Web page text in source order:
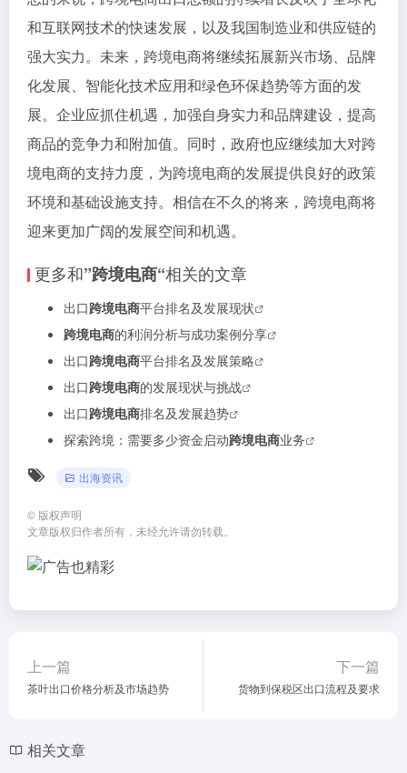
和互联网技术的快速发展，以及我国制造业和供应链的
强大实力。未来，跨境电商将继续拓展新兴市场、品牌
化发展、智能化技术应用和绿色环保趋势等方面的发
展。企业应抓住机遇，加强自身实力和品牌建设，提高
商品的竞争力和附加值。同时，政府也应继续加大对跨
境电商的支持力度，为跨境电商的发展提供良好的政策
环境和基础设施支持。相信在不久的将来，跨境电商将
迎来更加广阔的发展空间和机遇。
更多和”跨境电商“相关的文章
出口跨境电商平台排名及发展现状
跨境电商的利润分析与成功案例分享
出口跨境电商平台排名及发展策略
出口跨境电商的发展现状与挑战
出口跨境电商排名及发展趋势
探索跨境：需要多少资金启动跨境电商业务
出海资讯
© 版权声明
文章版权归作者所有，未经允许请勿转载。
上一篇
茶叶出口价格分析及市场趋势
下一篇
货物到保税区出口流程及要求
相关文章